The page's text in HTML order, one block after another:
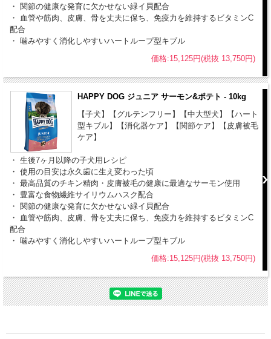
・ 関節の健康な発育に欠かせない緑イ貝配合
・ 血管や筋肉、皮膚、骨を丈夫に保ち、免疫力を維持するビタミンC
配合
・ 噛みやすく消化しやすいハートループ型キブル
価格:15,125円(税抜 13,750円)
HAPPY DOG ジュニア サーモン&ポテト - 10kg
【子犬】【グルテンフリー】【中大型犬】【ハート
型キブル】【消化器ケア】【関節ケア】【皮膚被毛
ケア】
・ 生後7ヶ月以降の子犬用レシピ
・ 使用の目安は永久歯に生え変わった頃
・ 最高品質のチキン精肉・皮膚被毛の健康に最適なサーモン使用
・ 豊富な食物繊維サイリウムハスク配合
・ 関節の健康な発育に欠かせない緑イ貝配合
・ 血管や筋肉、皮膚、骨を丈夫に保ち、免疫力を維持するビタミンC
配合
・ 噛みやすく消化しやすいハートループ型キブル
価格:15,125円(税抜 13,750円)